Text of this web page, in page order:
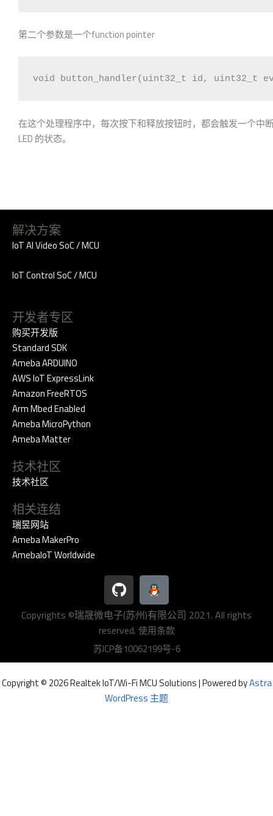
第二个参数是一个function pointer
void button_handler(uint32_t id, uint32_t
在这个处理程序中，每次按下和释放按钮时，都会触发一个中
LED 的状态。
解决方案
IoT AI Video SoC / MCU
IoT Control SoC / MCU
开发者专区
购买开发版
Standard SDK
Ameba ARDUINO
AWS IoT ExpressLink
Amazon FreeRTOS
Arm Mbed Enabled
Ameba MicroPython
Ameba Matter
技术社区
技术社区
相关连结
瑞昱网站
Ameba MakerPro
AmebaIoT Worldwide
G
i
t
h
u
b
Copyrights ©瑞晟微电子(苏州)有限公司 2021. All rights
reserved. 使用条款
苏ICP备10062199号-6
Copyright © 2026 Realtek IoT/Wi-Fi MCU Solutions | Powered byAstra
WordPress 主题